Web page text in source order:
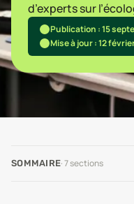
d’experts sur
Publication : 15
Mise à jour : 12
SOMMAIRE·7sections